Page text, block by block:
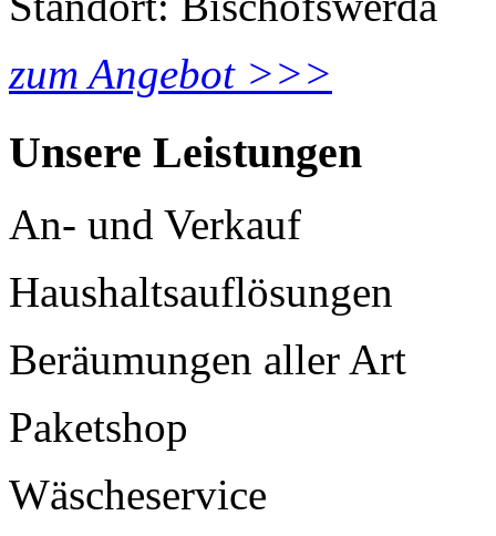
zum Angebot >>>
Unsere Leistungen
An- und Verkauf
Haushaltsauflösungen
Beräumungen aller Art
Paketshop
Wäscheservice